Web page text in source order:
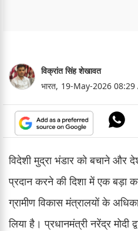
विक्रांत सिंह शेखावत
भारत, 19-May-2026 08:29
विदेशी मुद्रा भंडार को बचाने और
प्रदान करने की दिशा में एक बड़ा
ग्रामीण विकास मंत्रालयों के
लिया है। प्रधानमंत्री नरेंद्र मोदी